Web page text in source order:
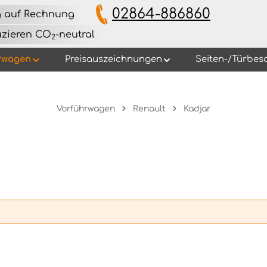
auf Rechnung 02864-886860
CO2-neutral
Preisauszeichnungen Seiten-/
Vorführwagen Renault Kadjar